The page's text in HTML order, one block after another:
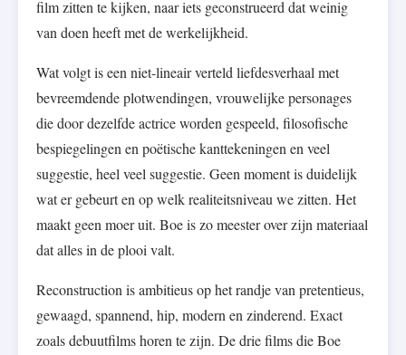
film zitten te kijken, naar iets geconstrueerd dat weinig
van doen heeft met de werkelijkheid.
Wat volgt is een niet-lineair verteld liefdesverhaal met
bevreemdende plotwendingen, vrouwelijke personages
die door dezelfde actrice worden gespeeld, filosofische
bespiegelingen en poëtische kanttekeningen en veel
suggestie, heel veel suggestie. Geen moment is duidelijk
wat er gebeurt en op welk realiteitsniveau we zitten. Het
maakt geen moer uit. Boe is zo meester over zijn materiaal
dat alles in de plooi valt.
Reconstruction is ambitieus op het randje van pretentieus,
gewaagd, spannend, hip, modern en zinderend. Exact
zoals debuutfilms horen te zijn. De drie films die Boe